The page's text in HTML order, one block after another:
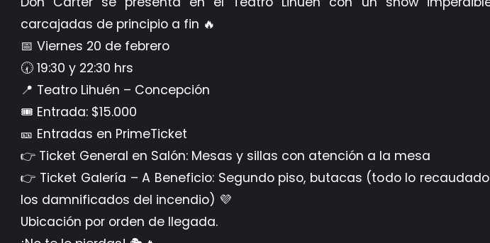
carcajadas de principio a fin 🔥
📅 Viernes 20 de febrero
🕢 19:30 y 22:30 hrs
📍 Teatro Lihuén – Concepción
🎟️ Entrada: $15.000
🎫 Entradas en PrimeTicket
👉 Ticket General en Salón: Mesas y sillas con atención a la mesa
👉 Ticket Galería – A Beneficio: Segundo piso, butacas (todo lo
los damnificados del incendio) 💜
Ubicación por orden de llegada.